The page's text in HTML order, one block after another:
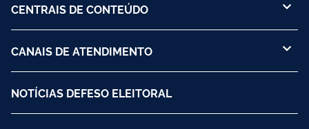
CENTRAIS DE CONTEÚDO
CANAIS DE ATENDIMENTO
NOTÍCIAS DEFESO ELEITORAL